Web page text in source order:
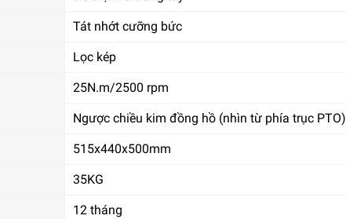
Tát nhớt cưỡng bức
Lọc kép
25N.m/2500 rpm
Ngược chiều kim đồng hồ (nhìn từ phía trục PTO)
515x440x500mm
35KG
12 tháng